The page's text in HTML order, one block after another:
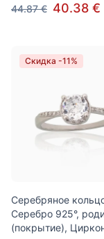
44.87 € 40.38 €
Скидка -11%
Серебряное
Серебро 925°,
(покрытие),